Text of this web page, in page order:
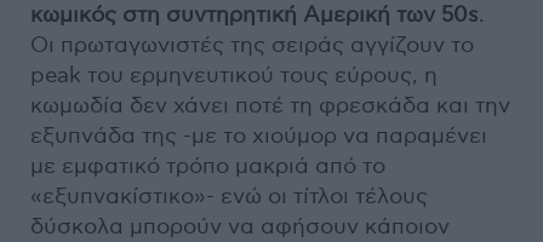
κωμικός στη συντηρητική Αμερική των 50s.
Οι πρωταγωνιστές της σειράς αγγίζουν το
peak του ερμηνευτικού τους εύρους, η
κωμωδία δεν χάνει ποτέ τη φρεσκάδα και την
εξυπνάδα της -με το χιούμορ να παραμένει
με εμφατικό τρόπο μακριά από το
«εξυπνακίστικο»- ενώ οι τίτλοι τέλους
δύσκολα μπορούν να αφήσουν κάποιον